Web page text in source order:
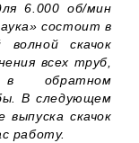
6.000 об/мин
состоит в
скачок
всех труб,
в обратном
В следующем
скачок
работу.